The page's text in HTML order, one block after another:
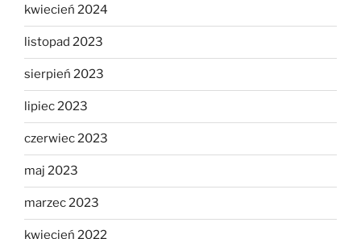
kwiecień 2024
listopad 2023
sierpień 2023
lipiec 2023
czerwiec 2023
maj 2023
marzec 2023
kwiecień 2022